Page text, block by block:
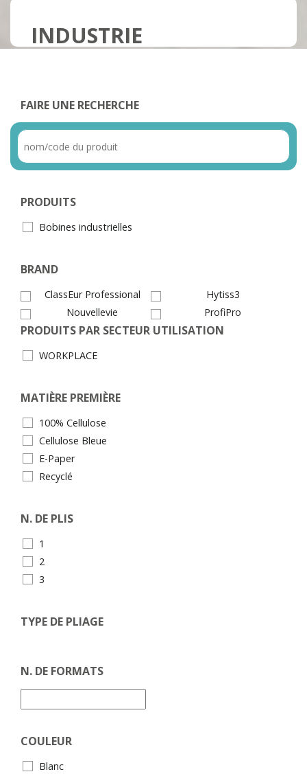
INDUSTRIE
FAIRE UNE RECHERCHE
PRODUITS
Bobines industrielles
BRAND
ClassEur Professional
Hytiss3
Nouvellevie
ProfiPro
PRODUITS PAR SECTEUR UTILISATION
WORKPLACE
MATIÈRE PREMIÈRE
100% Cellulose
Cellulose Bleue
E-Paper
Recyclé
N. DE PLIS
1
2
3
TYPE DE PLIAGE
N. DE FORMATS
COULEUR
Blanc